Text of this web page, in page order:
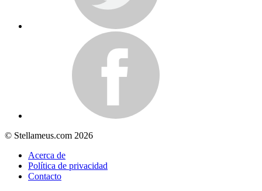
© Stellameus.com 2026
Acerca de
Política de privacidad
Contacto